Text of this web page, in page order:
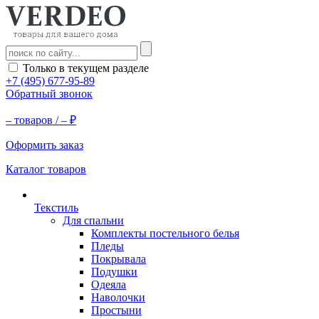
Только в текущем разделе
+7 (495) 677-95-89
Обратный звонок
– товаров /– ₽
Оформить заказ
Каталог товаров
Текстиль
Для спальни
Комплекты постельного белья
Пледы
Покрывала
Подушки
Одеяла
Наволочки
Простыни